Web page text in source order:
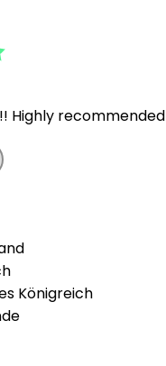
Highly recommended
Königreich